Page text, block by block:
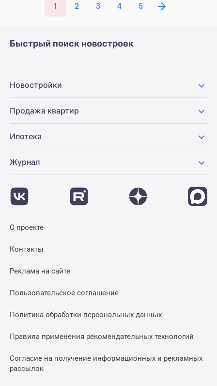
1 2 3 4 5
Быстрый поиск новостроек
Новостройки
Продажа квартир
Ипотека
Журнал
О проекте
Контакты
Реклама на сайте
Пользовательское соглашение
Политика обработки персональных данных
Правила применения рекомендательных технологий
Согласие на получение информационных и рекламных
рассылок